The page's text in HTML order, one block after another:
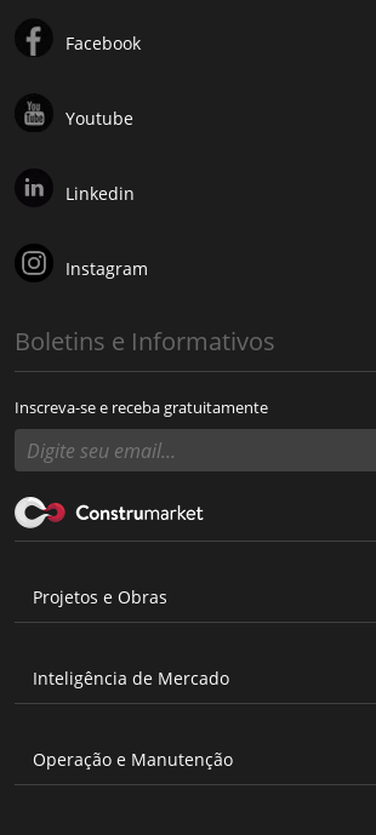
Facebook
Youtube
Linkedin
Instagram
Boletins e Informativos
Inscreva-se e receba gratuitamente
Projetos e Obras
Inteligência de Mercado
Operação e Manutenção